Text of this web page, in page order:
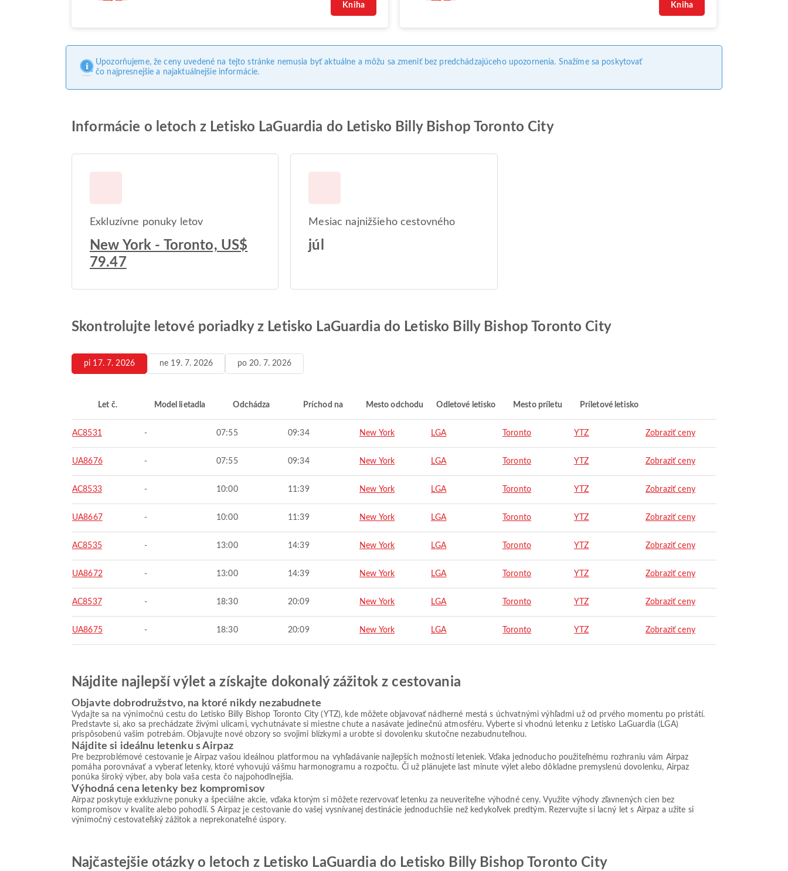
Kniha Kniha
Upozorňujeme, že ceny uvedené na tejto stránke nemusia byť aktuálne a môžu sa zmeniť bez predchádzajúceho upozornenia. Snažíme sa poskytovať
čo najpresnejšie a najaktuálnejšie informácie.
Informácie o letoch z Letisko LaGuardia do Letisko Billy Bishop Toronto City
Exkluzívne ponuky letov
New York - Toronto, US$
79.47
Mesiac najnižšieho cestovného
júl
Skontrolujte letové poriadky z Letisko LaGuardia do Letisko Billy Bishop Toronto City
pi 17. 7. 2026 ne 19. 7. 2026 po 20. 7. 2026
Let č. Model lietadla Odchádza Príchod na Mesto odchodu Odletové letisko Mesto príletu Príletové letisko
AC8531 - 07:55 09:34 New York LGA Toronto YTZ Zobraziť ceny
UA8676 - 07:55 09:34 New York LGA Toronto YTZ Zobraziť ceny
AC8533 - 10:00 11:39 New York LGA Toronto YTZ Zobraziť ceny
UA8667 - 10:00 11:39 New York LGA Toronto YTZ Zobraziť ceny
AC8535 - 13:00 14:39 New York LGA Toronto YTZ Zobraziť ceny
UA8672 - 13:00 14:39 New York LGA Toronto YTZ Zobraziť ceny
AC8537 - 18:30 20:09 New York LGA Toronto YTZ Zobraziť ceny
UA8675 - 18:30 20:09 New York LGA Toronto YTZ Zobraziť ceny
Nájdite najlepší výlet a získajte dokonalý zážitok z cestovania
Objavte dobrodružstvo, na ktoré nikdy nezabudnete
Vydajte sa na výnimočnú cestu do Letisko Billy Bishop Toronto City (YTZ), kde môžete objavovať nádherné mestá s úchvatnými výhľadmi už od prvého momentu po pristátí.
Predstavte si, ako sa prechádzate živými ulicami, vychutnávate si miestne chute a nasávate jedinečnú atmosféru. Vyberte si vhodnú letenku z Letisko LaGuardia (LGA)
prispôsobenú vašim potrebám. Objavujte nové obzory so svojimi blízkymi a urobte si dovolenku skutočne nezabudnuteľnou.
Nájdite si ideálnu letenku s Airpaz
Pre bezproblémové cestovanie je Airpaz vašou ideálnou platformou na vyhľadávanie najlepších možností leteniek. Vďaka jednoducho použiteľnému rozhraniu vám Airpaz
pomáha porovnávať a vyberať letenky, ktoré vyhovujú vášmu harmonogramu a rozpočtu. Či už plánujete last minute výlet alebo dôkladne premyslenú dovolenku, Airpaz
ponúka široký výber, aby bola vaša cesta čo najpohodlnejšia.
Výhodná cena letenky bez kompromisov
Airpaz poskytuje exkluzívne ponuky a špeciálne akcie, vďaka ktorým si môžete rezervovať letenku za neuveriteľne výhodné ceny. Využite výhody zľavnených cien bez
kompromisov v kvalite alebo pohodlí. S Airpaz je cestovanie do vašej vysnívanej destinácie jednoduchšie než kedykoľvek predtým. Rezervujte si lacný let s Airpaz a užite si
výnimočný cestovateľský zážitok a neprekonateľné úspory.
Najčastejšie otázky o letoch z Letisko LaGuardia do Letisko Billy Bishop Toronto City